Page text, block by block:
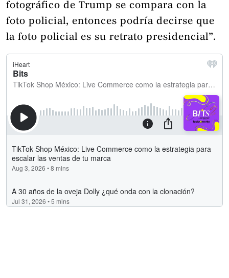
fotográfico de Trump se compara con la
foto policial, entonces podría decirse que
la foto policial es su retrato presidencial”.